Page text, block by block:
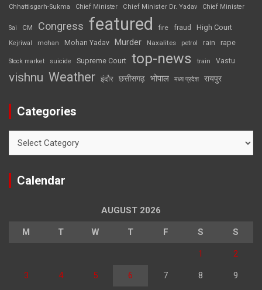
Chhattisgarh-Sukma Chief Minister Chief Minister Dr. Yadav Chief Minister
Sai CM Congress featured fire fraud High Court
Kejriwal mohan Mohan Yadav Murder Naxalites petrol rain rape
Stock market suicide Supreme Court top-news train Vastu
vishnu Weather इंदौर छत्तीसगढ़ भोपाल मध्य प्रदेश रायपुर
Categories
Calendar
AUGUST 2026
M T W T F S S
1 2
3 4 5 6 7 8 9